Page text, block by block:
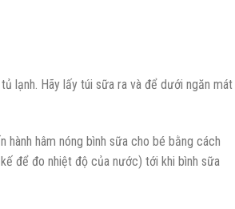
lạnh. Hãy lấy túi sữa ra và để dưới ngăn mát
hâm nóng bình sữa cho bé bằng cách
để đo nhiệt độ của nước) tới khi bình sữa